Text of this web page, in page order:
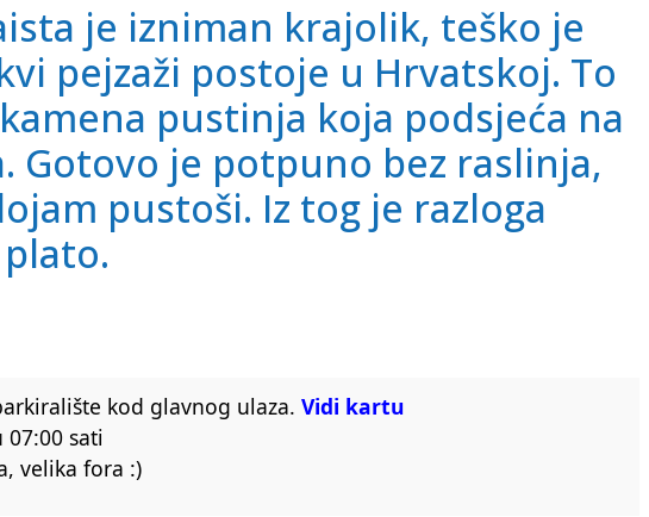
je izniman krajolik, teško je
pejzaži postoje u Hrvatskoj. To
pustinja koja podsjeća na
Gotovo je potpuno bez raslinja,
pustoši. Iz tog je razloga
kod glavnog ulaza. Vidi kartu
07:00 sati
velika fora :)